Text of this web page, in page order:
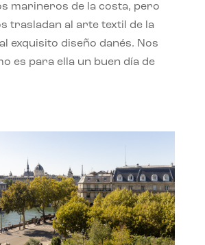
marineros de la costa, pero
trasladan al arte textil de la
exquisito diseño danés. Nos
es para ella un buen día de